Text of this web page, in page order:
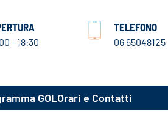
- 18:30
TELEFONO
06 65048125
GOLOrari e Contatti